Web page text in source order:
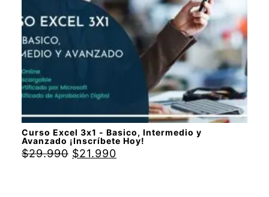
Curso Excel 3x1 - Basico, Intermedio y
Avanzado ¡Inscríbete Hoy!
$29.990 $21.990